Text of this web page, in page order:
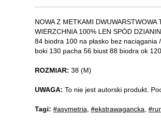
NOWA Z METKAMI DWUWARSTWOWA
WIERZCHNIA 100% LEN SPÓD
84 biodra 100 na płasko bez
boki 130 pacha 56 biust 88 biodra ok
ROZMIAR: 38 (M)
UWAGA: To nie jest autorski produkt.
Tagi: #asymetria #ekstrawagancka